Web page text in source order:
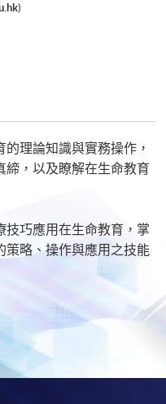
)
理論知識與實務操作，
締，以及瞭解在生命教育
技巧應用在生命教育，掌
策略、操作與應用之技能